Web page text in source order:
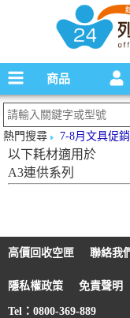
碳粉匣，墨水匣,原廠碳粉匣
商品
熱門搜尋 7-8月文具促銷
以下耗材適用於
A3連供系列
高價回收空匣 聯絡我
隱私權政策 免責聲明
Tel：0800-369-889